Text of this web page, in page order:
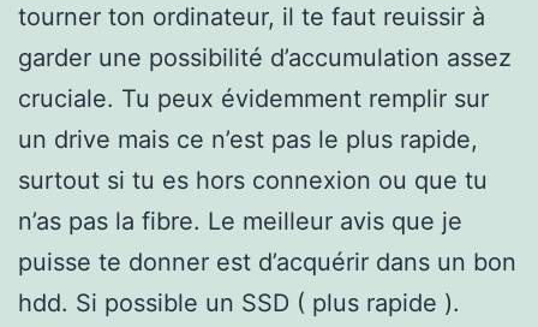
tourner ton ordinateur, il te faut reuissir à
garder une possibilité d’accumulation assez
cruciale. Tu peux évidemment remplir sur
un drive mais ce n’est pas le plus rapide,
surtout si tu es hors connexion ou que tu
n’as pas la fibre. Le meilleur avis que je
puisse te donner est d’acquérir dans un bon
hdd. Si possible un SSD ( plus rapide ).